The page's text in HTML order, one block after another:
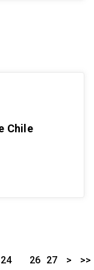
Chile
24
26 27 > >>